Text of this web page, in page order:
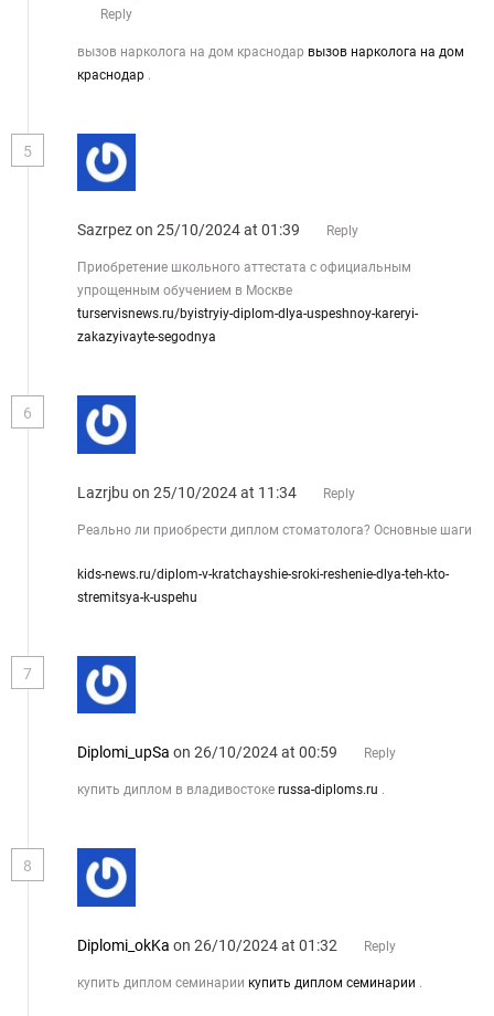
Reply
вызов нарколога на дом краснодар вызов нарколога на дом
краснодар .
5
Sazrpezon 25/10/2024 at 01:39 Reply
Приобретение школьного аттестата с официальным
упрощенным обучением в Москве
turservisnews.ru/byistryiy-diplom-dlya-uspeshnoy-kareryi-
zakazyivayte-segodnya
6
Lazrjbu on 25/10/2024 at 11:34 Reply
Реально ли приобрести диплом стоматолога? Основные шаги
kids-news.ru/diplom-v-kratchayshie-sroki-reshenie-dlya-teh-kto-
stremitsya-k-uspehu
7
Diplomi_upSa on 26/10/2024 at 00:59 Reply
купить диплом в владивостоке russa-diploms.ru .
8
Diplomi_okKa on 26/10/2024 at 01:32 Reply
купить диплом семинарии купить диплом семинарии .